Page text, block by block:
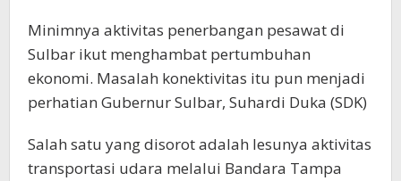
Minimnya aktivitas penerbangan pesawat di
Sulbar ikut menghambat pertumbuhan
ekonomi. Masalah konektivitas itu pun menjadi
perhatian Gubernur Sulbar, Suhardi Duka (SDK)
Salah satu yang disorot adalah lesunya aktivitas
transportasi udara melalui Bandara Tampa